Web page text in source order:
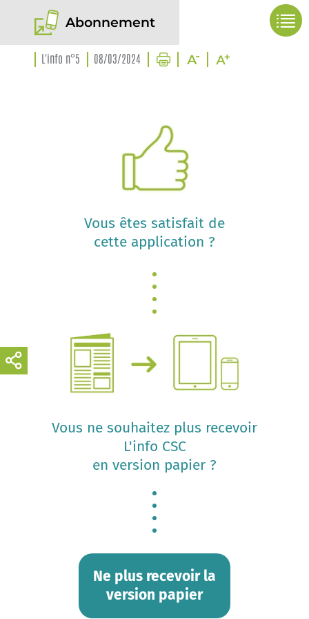
Abonnement
L'info n°5 08/03/2024
Vous êtes satisfait de
cette application ?
Vous ne souhaitez plus recevoir
L'info CSC
en version papier ?
Ne plus recevoir la
version papier